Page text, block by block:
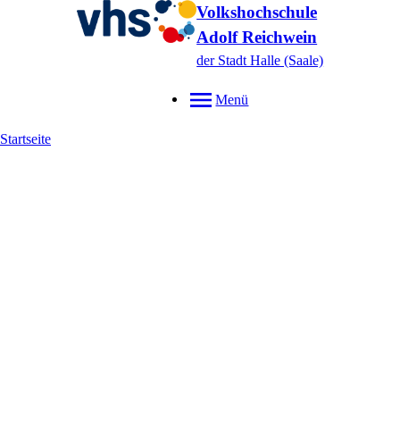
Volkshochschule
Adolf Reichwein
der Stadt Halle (Saale)
Menü
Startseite